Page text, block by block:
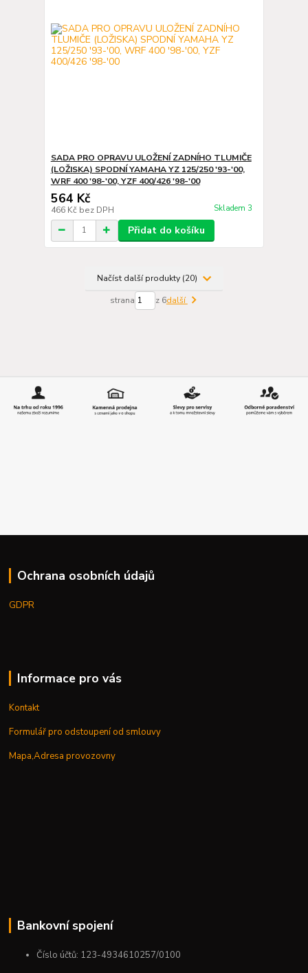
SADA PRO OPRAVU ULOŽENÍ ZADNÍHO TLUMIČE
(LOŽISKA) SPODNÍ YAMAHA YZ 125/250 '93-'00,
WRF 400 '98-'00, YZF 400/426 '98-'00
564 Kč
466 Kč bez DPH Skladem 3
Přidat do košíku
Načíst další produkty (20)
strana z 6další
Ochrana osobních údajů
GDPR
Informace pro vás
Kontakt
Formulář pro odstoupení od smlouvy
Mapa,Adresa provozovny
Bankovní spojení
Číslo účtů: 123-4934610257/0100